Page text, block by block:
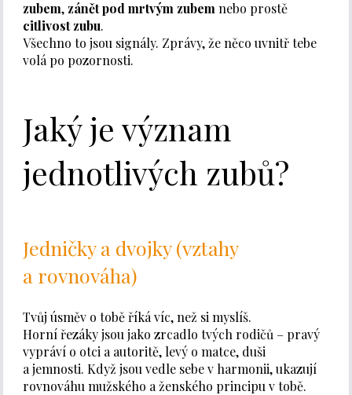
zubem, zánět pod mrtvým zubem nebo prostě
citlivost zubu.
Všechno to jsou signály. Zprávy, že něco uvnitř tebe
volá po pozornosti.
Jaký je význam
jednotlivých zubů?
Jedničky a dvojky (vztahy
a rovnováha)
Tvůj úsměv o tobě říká víc, než si myslíš.
Horní řezáky jsou jako zrcadlo tvých rodičů – pravý
vypráví o otci a autoritě, levý o matce, duši
a jemnosti. Když jsou vedle sebe v harmonii, ukazují
rovnováhu mužského a ženského principu v tobě.